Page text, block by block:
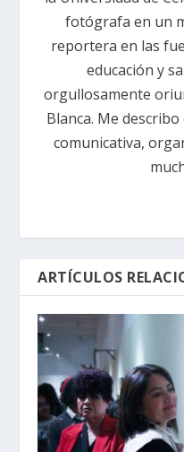
fotógrafa en un
reportera en las
educación y
orgullosamente
Blanca. Me
comunicativa,
ARTÍCULOS